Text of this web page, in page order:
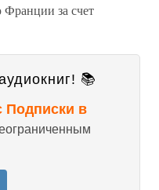
Франции за счет
📚
Подписки в